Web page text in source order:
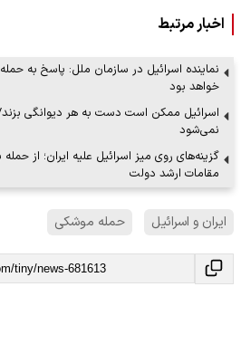
اخبار مرتبط
نماینده اسرائیل در سازمان ملل: پاسخ به
خواهد بود
اسرائیل ممکن است دست به هر دیوانگی
نمی‌شود
گزینه‌های روی میز اسرائیل علیه ایران؛ از
مقامات ارشد دولت
ایران و اسرائیل حمله موشکی